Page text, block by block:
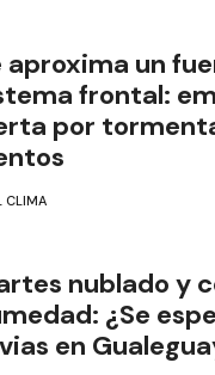
aproxima un
frontal:
por
CLIMA
nublado y
¿Se
en